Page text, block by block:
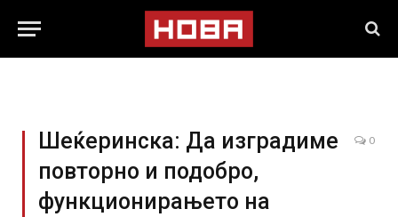
Шеќеринска: Да изградиме
повторно и подобро,
функционирањето на
0